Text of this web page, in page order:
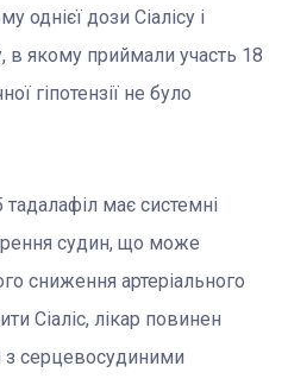
однієї дози Сіалісу і
в якому приймали участь 18
гіпотензії не було
тадалафіл має системні
судин, що може
сниження артеріального
Сіаліс, лікар повинен
з серцевосудиними